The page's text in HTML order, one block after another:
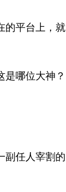
的平台上，就
哪位大神？
副任人宰割的